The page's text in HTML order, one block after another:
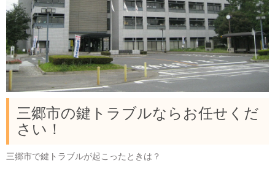
三郷市の鍵トラブルならお任せくだ
さい！
三郷市で鍵トラブルが起こったときは？